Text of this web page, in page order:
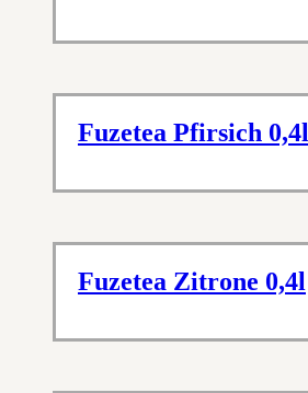
Fuzetea Pfirsich 0,4l
Fuzetea Zitrone 0,4l